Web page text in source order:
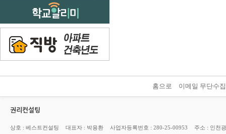
홈으로 이메일 무단수
권리컨설팅
상호 : 베스트컨설팅 대표자 : 박용환 사업자등록번호 : 280-25-00953 주소 : 인천